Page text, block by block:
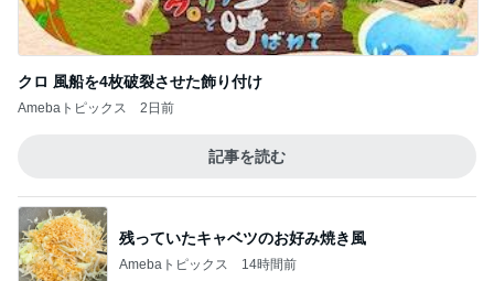
クロ 風船を4枚破裂させた飾り付け
Amebaトピックス 2日前
記事を読む
残っていたキャベツのお好み焼き風
Amebaトピックス 14時間前